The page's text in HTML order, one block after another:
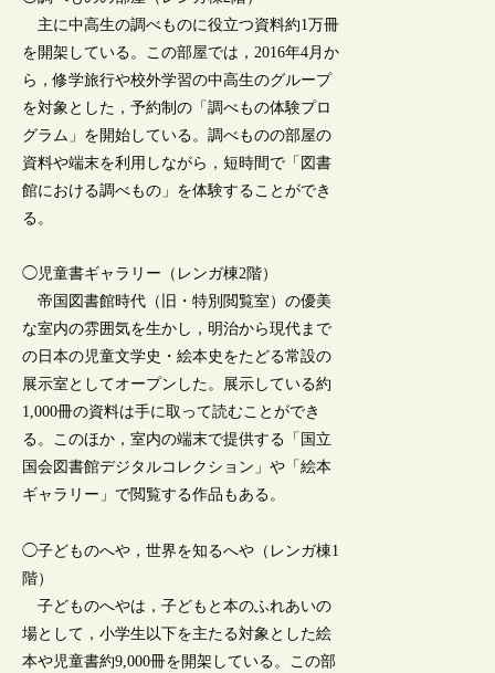
主に中高生の調べものに役立つ資料約1万冊
を開架している。この部屋では，2016年4月か
ら，修学旅行や校外学習の中高生のグループ
を対象とした，予約制の「調べもの体験プロ
グラム」を開始している。調べものの部屋の
資料や端末を利用しながら，短時間で「図書
館における調べもの」を体験することができ
る。
◯児童書ギャラリー（レンガ棟2階）
帝国図書館時代（旧・特別閲覧室）の優美
な室内の雰囲気を生かし，明治から現代まで
の日本の児童文学史・絵本史をたどる常設の
展示室としてオープンした。展示している約
1,000冊の資料は手に取って読むことができ
る。このほか，室内の端末で提供する「国立
国会図書館デジタルコレクション」や「絵本
ギャラリー」で閲覧する作品もある。
◯子どものへや，世界を知るへや（レンガ棟1
階）
子どものへやは，子どもと本のふれあいの
場として，小学生以下を主たる対象とした絵
本や児童書約9,000冊を開架している。この部